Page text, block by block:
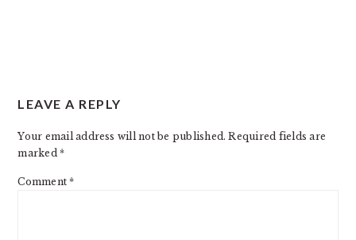
INTERACTIONS
LEAVE A REPLY
Your email address will not be published. Required fields are
marked*
Comment*